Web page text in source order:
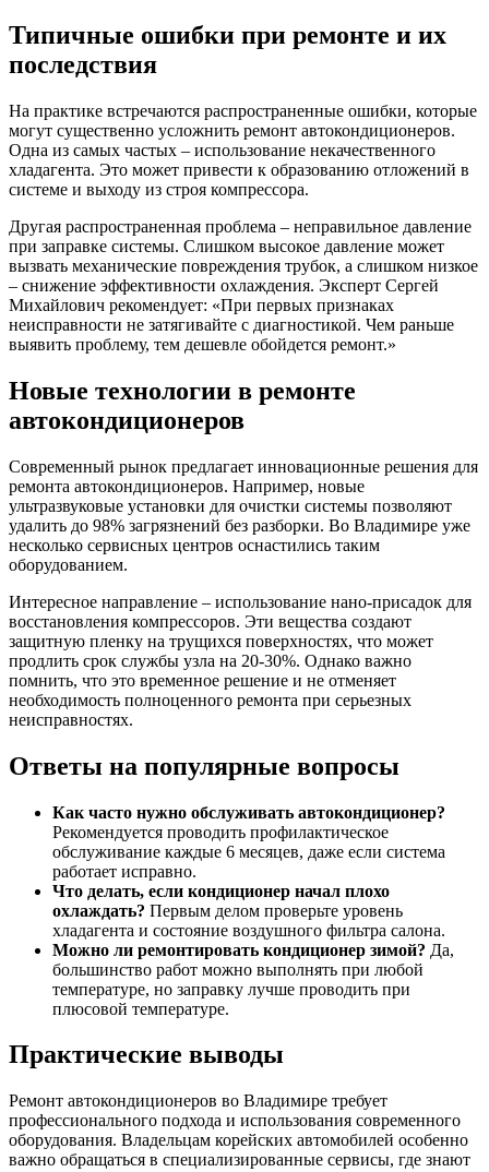
Типичные ошибки при ремонте и их
последствия
На практике встречаются распространенные ошибки, которые
могут существенно усложнить ремонт автокондиционеров.
Одна из самых частых – использование некачественного
хладагента. Это может привести к образованию отложений в
системе и выходу из строя компрессора.
Другая распространенная проблема – неправильное давление
при заправке системы. Слишком высокое давление может
вызвать механические повреждения трубок, а слишком низкое
– снижение эффективности охлаждения. Эксперт Сергей
Михайлович рекомендует: «При первых признаках
неисправности не затягивайте с диагностикой. Чем раньше
выявить проблему, тем дешевле обойдется ремонт.»
Новые технологии в ремонте
автокондиционеров
Современный рынок предлагает инновационные решения для
ремонта автокондиционеров. Например, новые
ультразвуковые установки для очистки системы позволяют
удалить до 98% загрязнений без разборки. Во Владимире уже
несколько сервисных центров оснастились таким
оборудованием.
Интересное направление – использование нано-присадок для
восстановления компрессоров. Эти вещества создают
защитную пленку на трущихся поверхностях, что может
продлить срок службы узла на 20-30%. Однако важно
помнить, что это временное решение и не отменяет
необходимость полноценного ремонта при серьезных
неисправностях.
Ответы на популярные вопросы
Как часто нужно обслуживать автокондиционер?
Рекомендуется проводить профилактическое
обслуживание каждые 6 месяцев, даже если система
работает исправно.
Что делать, если кондиционер начал плохо
охлаждать? Первым делом проверьте уровень
хладагента и состояние воздушного фильтра салона.
Можно ли ремонтировать кондиционер зимой? Да,
большинство работ можно выполнять при любой
температуре, но заправку лучше проводить при
плюсовой температуре.
Практические выводы
Ремонт автокондиционеров во Владимире требует
профессионального подхода и использования современного
оборудования. Владельцам корейских автомобилей особенно
важно обращаться в специализированные сервисы, где знают